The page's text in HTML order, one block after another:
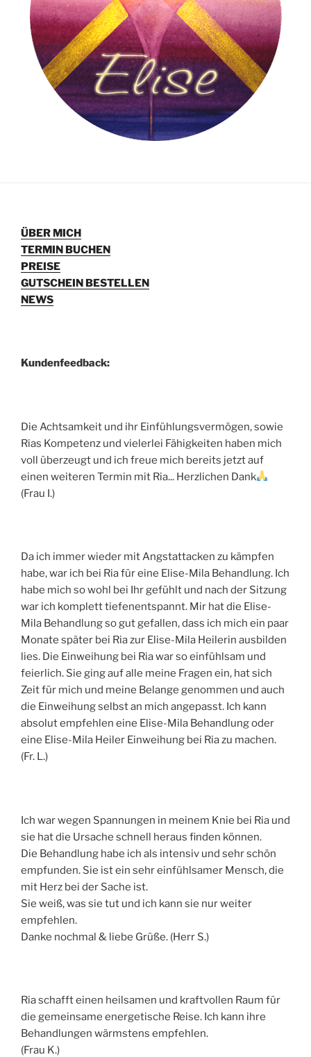
ÜBER MICH
TERMIN BUCHEN
PREISE
GUTSCHEIN BESTELLEN
NEWS
Kundenfeedback:
Die Achtsamkeit und ihr Einfühlungsvermögen, sowie
Rias Kompetenz und vielerlei Fähigkeiten haben mich
voll überzeugt und ich freue mich bereits jetzt auf
einen weiteren Termin mit Ria... Herzlichen Dank
(Frau I.)
Da ich immer wieder mit Angstattacken zu kämpfen
habe, war ich bei Ria für eine Elise-Mila Behandlung. Ich
habe mich so wohl bei Ihr gefühlt und nach der Sitzung
war ich komplett tiefenentspannt. Mir hat die Elise-
Mila Behandlung so gut gefallen, dass ich mich ein paar
Monate später bei Ria zur Elise-Mila Heilerin ausbilden
lies. Die Einweihung bei Ria war so einfühlsam und
feierlich. Sie ging auf alle meine Fragen ein, hat sich
Zeit für mich und meine Belange genommen und auch
die Einweihung selbst an mich angepasst. Ich kann
absolut empfehlen eine Elise-Mila Behandlung oder
eine Elise-Mila Heiler Einweihung bei Ria zu machen.
(Fr. L.)
Ich war wegen Spannungen in meinem Knie bei Ria und
sie hat die Ursache schnell heraus finden können.
Die Behandlung habe ich als intensiv und sehr schön
empfunden. Sie ist ein sehr einfühlsamer Mensch, die
mit Herz bei der Sache ist.
Sie weiß, was sie tut und ich kann sie nur weiter
empfehlen.
Danke nochmal & liebe Grüße. (Herr S.)
Ria schafft einen heilsamen und kraftvollen Raum für
die gemeinsame energetische Reise. Ich kann ihre
Behandlungen wärmstens empfehlen.
(Frau K.)